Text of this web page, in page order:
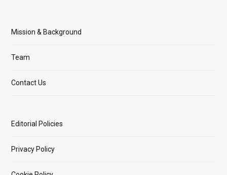
Mission & Background
Team
Contact Us
Editorial Policies
Privacy Policy